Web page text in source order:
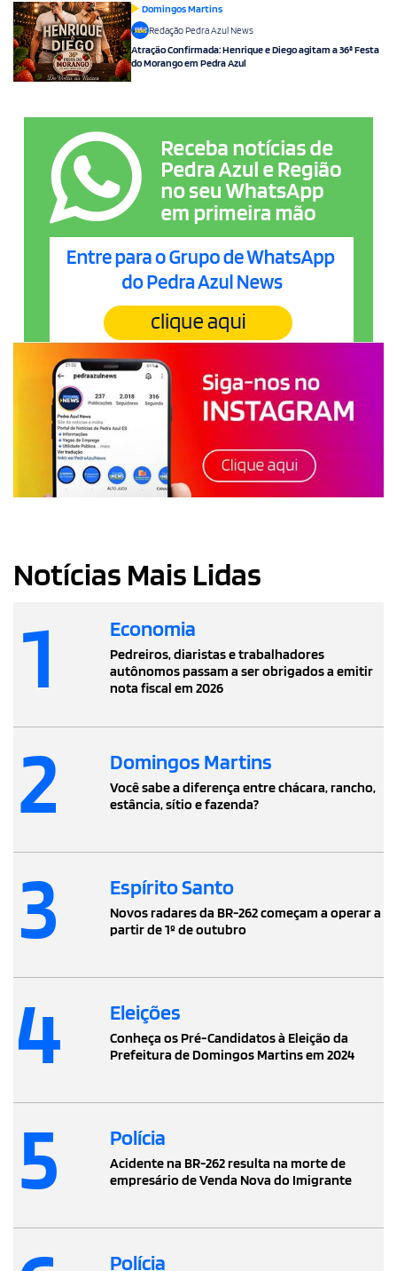
Domingos Martins
Redação Pedra Azul News
Atração Confirmada: Henrique e Diego agitam a 36ª Festa
do Morango em Pedra Azul
Notícias Mais Lidas
1 Economia
Pedreiros, diaristas e trabalhadores
autônomos passam a ser obrigados a emitir
nota fiscal em 2026
2 Domingos Martins
Você sabe a diferença entre chácara, rancho,
estância, sítio e fazenda?
3 Espírito Santo
Novos radares da BR-262 começam a operar a
partir de 1º de outubro
4 Eleições
Conheça os Pré-Candidatos à Eleição da
Prefeitura de Domingos Martins em 2024
5 Polícia
Acidente na BR-262 resulta na morte de
empresário de Venda Nova do Imigrante
Polícia